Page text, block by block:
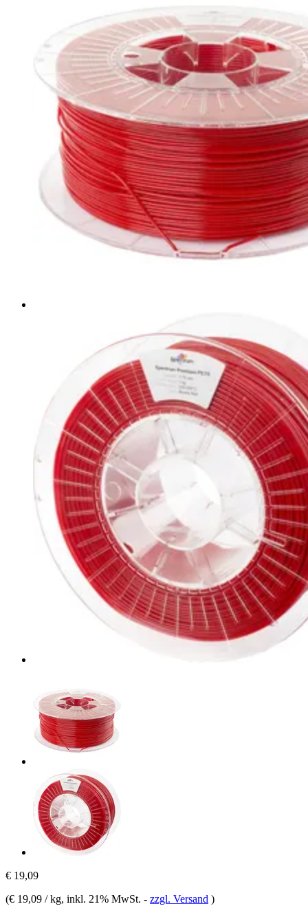
€ 19,09
(€ 19,09 / kg, inkl. 21% MwSt. - zzgl. Versand )